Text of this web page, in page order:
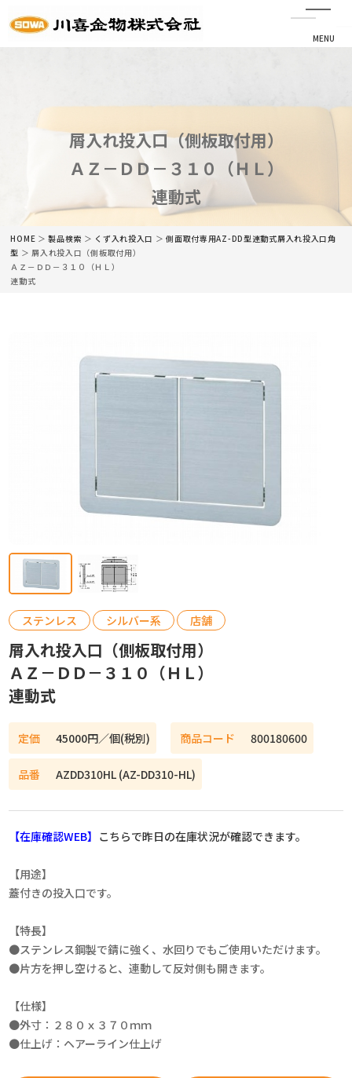
MENU
屑入れ投入口（側板取付用）
ＡＺ－ＤＤ－３１０（ＨＬ）
連動式
CLOSE
商品情報
カタログ
カタログ請求
お問い合わせ
HOME ＞製品検索 ＞ くず入れ投入口 ＞側面取付専用AZ-DD型連動式屑入れ投入口角
型 ＞ 屑入れ投入口（側板取付用）
ＡＺ－ＤＤ－３１０（ＨＬ）
連動式
ステンレス シルバー系 店舗
屑入れ投入口（側板取付用）
ＡＺ－ＤＤ－３１０（ＨＬ）
連動式
定価 45000円／個(税別) 商品コード 800180600
品番 AZDD310HL (AZ-DD310-HL)
【在庫確認WEB】 こちらで昨日の在庫状況が確認できます。
【用途】
蓋付きの投入口です。
【特長】
●ステンレス鋼製で錆に強く、水回りでもご使用いただけます。
●片方を押し空けると、連動して反対側も開きます。
【仕様】
●外寸：２８０ｘ３７０ｍｍ
●仕上げ：ヘアーライン仕上げ